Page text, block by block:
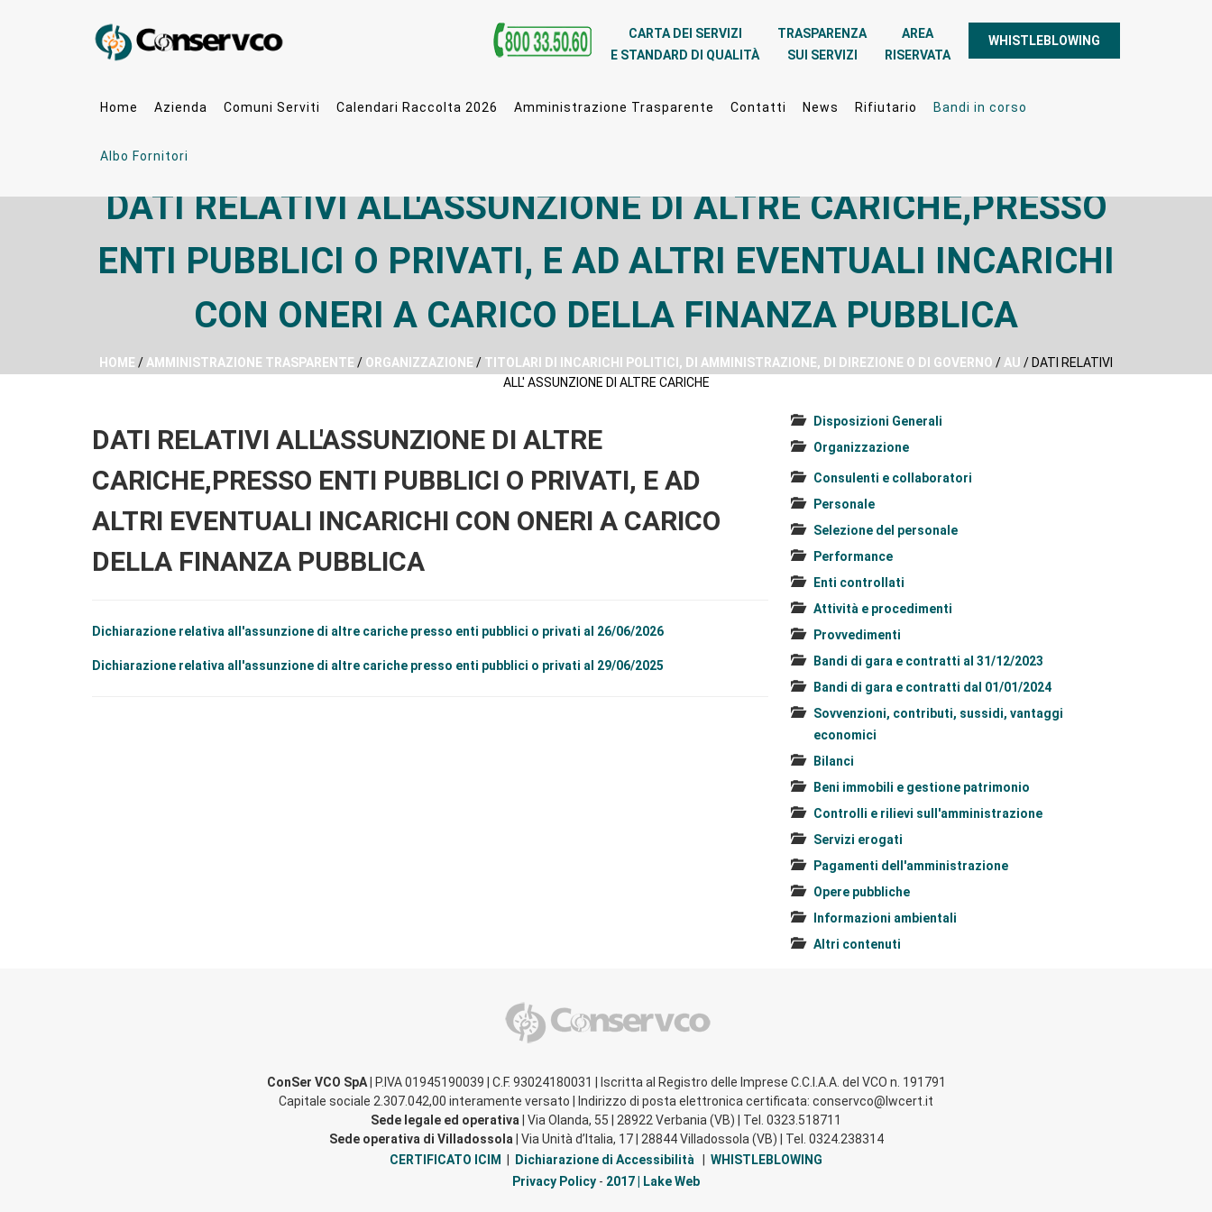
WHISTLEBLOWING
AREA
RISERVATA
TRASPARENZA
SUI SERVIZI
CARTA DEI SERVIZI
E STANDARD DI QUALITÀ
Home Azienda Comuni Serviti Calendari Raccolta 2026 Amministrazione Trasparente Contatti News Rifiutario Bandi in corso
Albo Fornitori
DATI RELATIVI ALL'ASSUNZIONE DI ALTRE CARICHE,PRESSO
ENTI PUBBLICI O PRIVATI, E AD ALTRI EVENTUALI INCARICHI
CON ONERI A CARICO DELLA FINANZA PUBBLICA
HOME / AMMINISTRAZIONE TRASPARENTE / ORGANIZZAZIONE / TITOLARI DI INCARICHI POLITICI, DI AMMINISTRAZIONE, DI DIREZIONE O DI GOVERNO / AU / DATI RELATIVI
ALL' ASSUNZIONE DI ALTRE CARICHE
DATI RELATIVI ALL'ASSUNZIONE DI ALTRE
CARICHE,PRESSO ENTI PUBBLICI O PRIVATI, E AD
ALTRI EVENTUALI INCARICHI CON ONERI A CARICO
DELLA FINANZA PUBBLICA
Dichiarazione relativa all'assunzione di altre cariche presso enti pubblici o privati al 26/06/2026
Dichiarazione relativa all'assunzione di altre cariche presso enti pubblici o privati al 29/06/2025
Disposizioni Generali
Organizzazione
Consulenti e collaboratori
Personale
Selezione del personale
Performance
Enti controllati
Attività e procedimenti
Provvedimenti
Bandi di gara e contratti al 31/12/2023
Bandi di gara e contratti dal 01/01/2024
Sovvenzioni, contributi, sussidi, vantaggi
economici
Bilanci
Beni immobili e gestione patrimonio
Controlli e rilievi sull'amministrazione
Servizi erogati
Pagamenti dell'amministrazione
Opere pubbliche
Informazioni ambientali
Altri contenuti
ConSer VCO SpA| P.IVA 01945190039 | C.F. 93024180031 | Iscritta al Registro delle Imprese C.C.I.A.A. del VCO n. 191791
Capitale sociale 2.307.042,00 interamente versato | Indirizzo di posta elettronica certificata: conservco@lwcert.it
Sede legale ed operativa | Via Olanda, 55 | 28922 Verbania (VB) | Tel. 0323.518711
Sede operativa di Villadossola | Via Unità d’Italia, 17 | 28844 Villadossola (VB) | Tel. 0324.238314
CERTIFICATO ICIM
Dichiarazione di Accessibilità
WHISTLEBLOWING
Privacy Policy - 2017 | Lake Web